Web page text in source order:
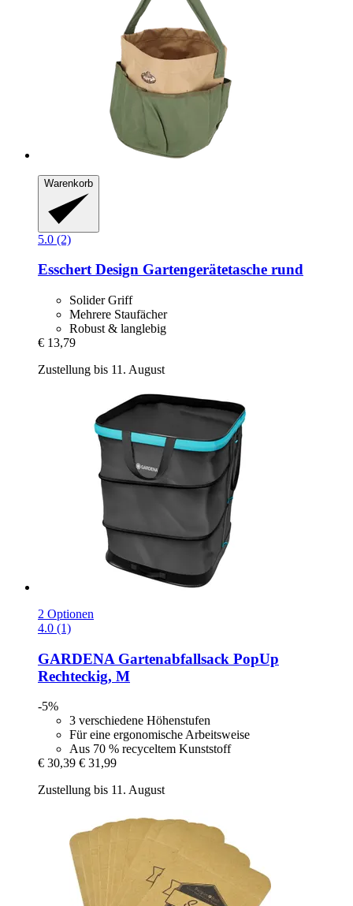
Warenkorb
5.0 (2)
Esschert Design Gartengerätetasche rund
Solider Griff
Mehrere Staufächer
Robust & langlebig
€ 13,79
Zustellung bis 11. August
2 Optionen
4.0 (1)
GARDENA Gartenabfallsack PopUp
Rechteckig, M
-5%
3 verschiedene Höhenstufen
Für eine ergonomische Arbeitsweise
Aus 70 % recyceltem Kunststoff
€ 30,39 € 31,99
Zustellung bis 11. August